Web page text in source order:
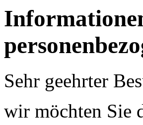
Sehr geehrter
wir möchten Sie